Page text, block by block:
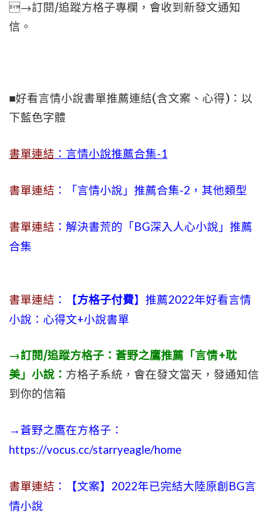
→訂閱/追蹤方格子專欄，會收到新發文通知
信。
■好看言情小說書單推薦連結(含文案、心得)：以
下藍色字體
書單連結 ：言情小說推薦合集-1
書單連結 ：「言情小說」推薦合集-2，其他類型
書單連結 ：解決書荒的「BG深入人心小說」推薦
合集
書單連結 ：【方格子付費】推薦2022年好看言情
小說：心得文+小說書單
→訂閱/追蹤方格子：蒼野之鷹推薦「言情+耽
美」小說： 方格子系統，會在發文當天，發通知信
到你的信箱
→蒼野之鷹在方格子：
https://vocus.cc/starryeagle/home
書單連結 ：【文案】2022年已完結大陸原創BG言
情小說